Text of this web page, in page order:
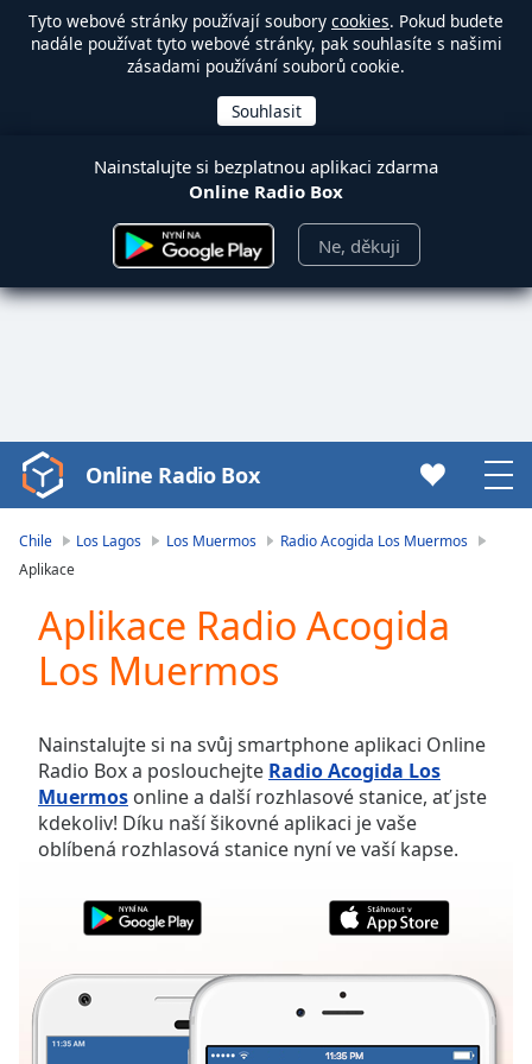
Tyto webové stránky používají soubory cookies. Pokud budete
nadále používat tyto webové stránky, pak souhlasíte s našimi
zásadami používání souborů cookie.
Nainstalujte si bezplatnou aplikaci zdarma
Online Radio Box
Ne, děkuji
Video
Player
loading.
Video
Play
Backward
Mute
Current
Time0:00
Duration-:-
Seek to
live,
behind
Online Radio Box
Chile Los Lagos Los Muermos
Radio Acogida Los Muermos
Aplikace
Aplikace Radio Acogida
Los Muermos
Nainstalujte si na svůj smartphone aplikaci Online
Radio Box a poslouchejte Radio Acogida Los
Muermos online a další rozhlasové stanice, ať jste
kdekoliv! Díku naší šikovné aplikaci je vaše
oblíbená rozhlasová stanice nyní ve vaší kapse.